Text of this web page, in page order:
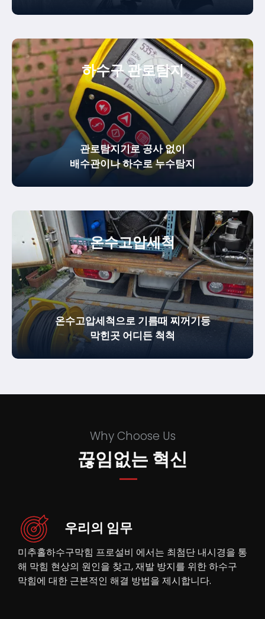
하수구 관로탐지
관로탐지기로 공사 없이
배수관이나 하수로 누수탐지
온수고압세척
온수고압세척으로 기름때 찌꺼기등
막힌곳 어디든 척척
Why Choose Us
끊임없는 혁신
우리의 임무
미추홀하수구막힘 프로설비 에서는 최첨단 내시경을 통
해 막힘 현상의 원인을 찾고, 재발 방지를 위한 하수구
막힘에 대한 근본적인 해결 방법을 제시합니다.